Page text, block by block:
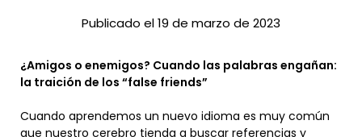
Publicado el 19 de marzo de 2023
¿Amigos o enemigos? Cuando las palabras engañan:
la traición de los “false friends”
Cuando aprendemos un nuevo idioma es muy común
que nuestro cerebro tienda a buscar referencias y